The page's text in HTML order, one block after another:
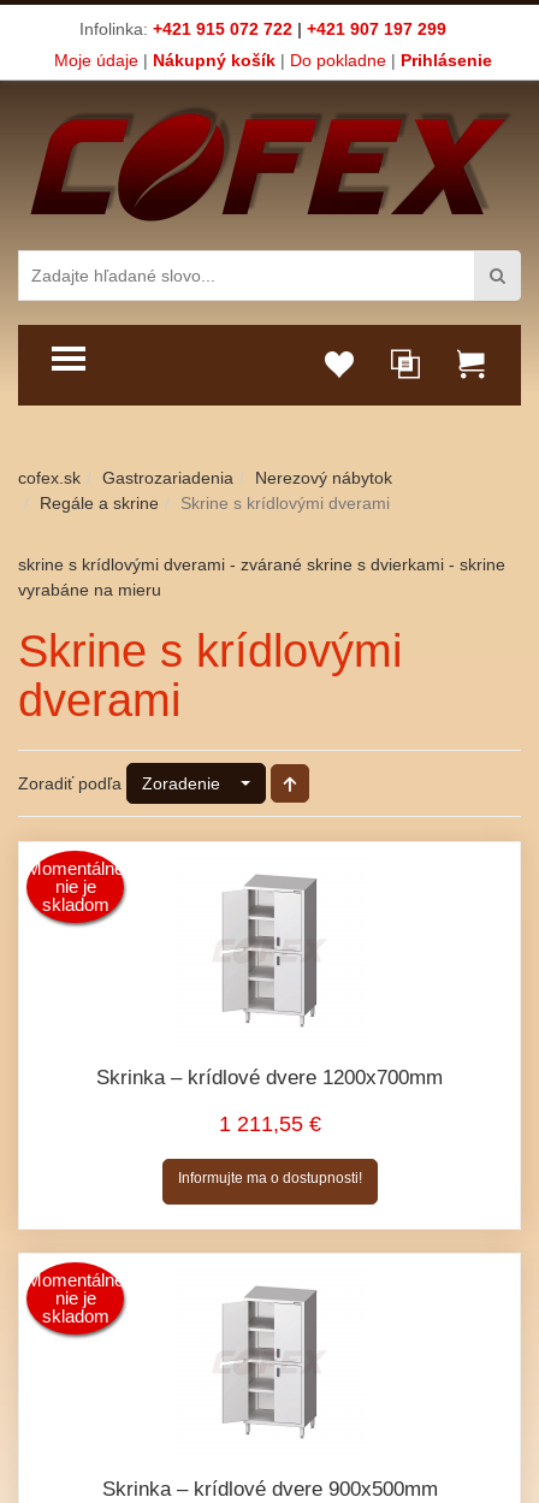
Infolinka: +421 915 072 722 | +421 907 197 299
Moje údaje| Nákupný košík| Do pokladne| Prihlásenie
TOGGLE MENU
cofex.sk Gastrozariadenia
Nerezový nábytok
Regále a skrine
Skrine s krídlovými dverami
skrine s krídlovými dverami - zvárané skrine s dvierkami - skrine
vyrabáne na mieru
Skrine s krídlovými
dverami
Zoradiť podľa Zoradenie
Momentálne
nie je
skladom
Skrinka – krídlové dvere 1200x700mm
1 211,55 €
Informujte ma o dostupnosti!
Momentálne
nie je
skladom
Skrinka – krídlové dvere 900x500mm